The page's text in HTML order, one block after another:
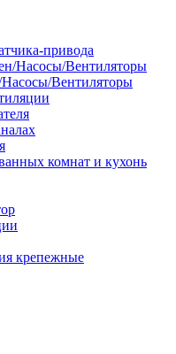
привода
Насосы/Вентиляторы
комнат и кухонь
крепежные